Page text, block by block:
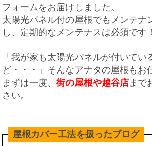
フォームをお届けしました。
太陽光パネル付の屋根でもメンテナ
し、定期的なメンテナスは必須です！
「我が家も太陽光パネルが付いてい
ど・・・」そんなアナタの屋根もお
まずは一度、街の屋根や越谷店 まで
さい。
屋根カバー工法を扱ったブログ